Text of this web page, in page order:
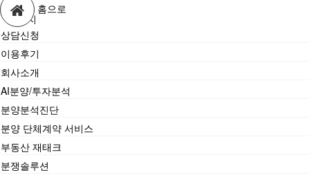
공지
홈으로
상담신청
이용후기
회사소개
AI분양/투자분석
분양분석진단
분양 단체계약 서비스
부동산 재태크
분쟁솔루션